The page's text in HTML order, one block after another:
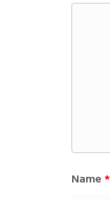
Name *